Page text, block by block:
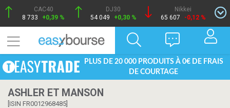
CAC40
8 733
+0,39 %
DJ30
54 049
+0,30 %
Nikkei
65 607
-0,12 %
PLUS DE 20 000 PRODUITS À 0€ DE FRAIS
DE COURTAGE
ASHLER ET MANSON
[ISIN FR0012968485]